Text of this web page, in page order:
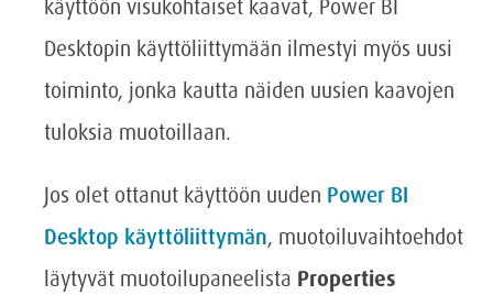
käyttöön visukohtaiset kaavat, Power BI
Desktopin käyttöliittymään ilmestyi myös uusi
toiminto, jonka kautta näiden uusien kaavojen
tuloksia muotoillaan.
Jos olet ottanut käyttöön uuden Power BI
Desktop käyttöliittymän, muotoiluvaihtoehdot
läytyvät muotoilupaneelista Properties